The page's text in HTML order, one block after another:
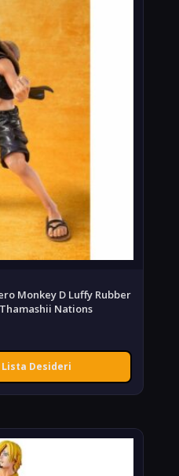
Monkey D Luffy Rubber
Nations
Desideri